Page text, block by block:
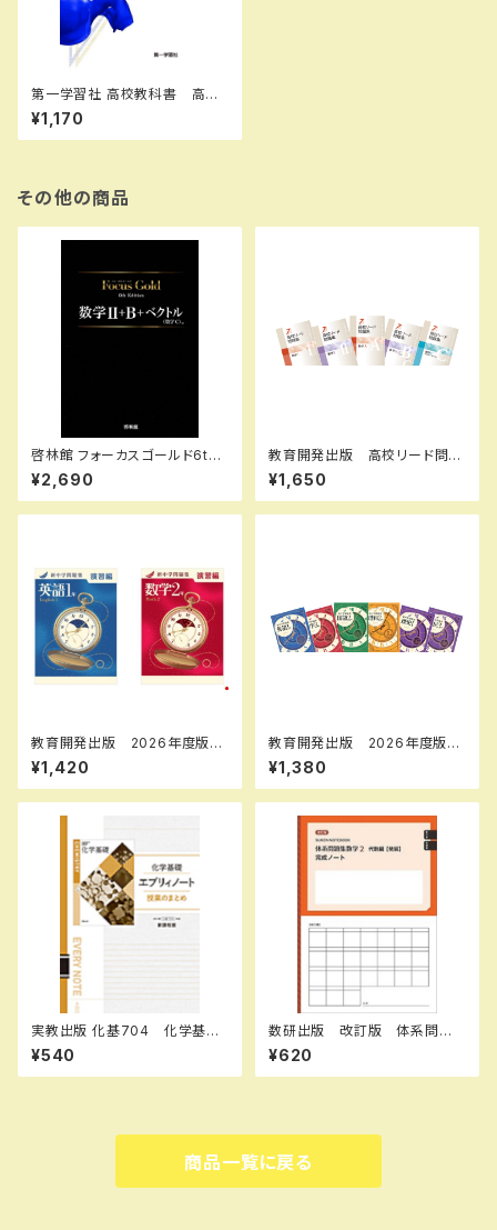
第一学習社 高校教科書 高等
学校 数学 III ［教番：数 III 3
12］ 新品 ISBN：9784804
006284 ISBN-10：480400
¥1,170
その他の商品
啓林館 フォーカスゴールド6th
Edition 数学Ⅱ+B+C（ベクト
ル） 新品 問題集本体と別冊
解答つき ISBN：978440226
¥2,690
教育開発出版 高校リード問題
集 数学 II , B＋C 2026年度
版 各科目（選択ください） 新
品完全セット ISBN なし 0
¥1,650
教育開発出版 2026年度版
新中学問題集 数学 中1～3
演習編 各学年（選択くださ
い） 問題集本体と別冊解答つ
¥1,420
教育開発出版 2026年度版
新中学問題集 地理・歴史 標
準編 各学年（選択ください）
新品完全セット
¥1,380
実教出版 化基704 化学基礎
エブリィノート 授業のまとめ
新品 問題集本体のみ 別冊
解答なし ISBN：97844073
¥540
数研出版 改訂版 体系問題
集 数学2 代数編【発展】完成
ノート 式の計算／平方根 新
品 問題集本体のみ 別冊解
X SKU：004006381
¥620
商品一覧に戻る